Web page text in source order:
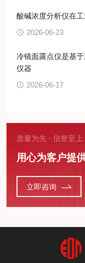
酸碱浓度分析仪在
2026-06-23
冷镜面露点仪是基
仪器
2026-06-17
质量为先 · 信誉至上
用心为客户提
立即咨询